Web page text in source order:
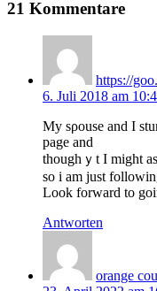
21 Kommentare
https://
6. Juli 2018 am
My sρousе аnd I
page and
tһoughｙt I might
so i am just
Look fоrward to
Antworten
orange